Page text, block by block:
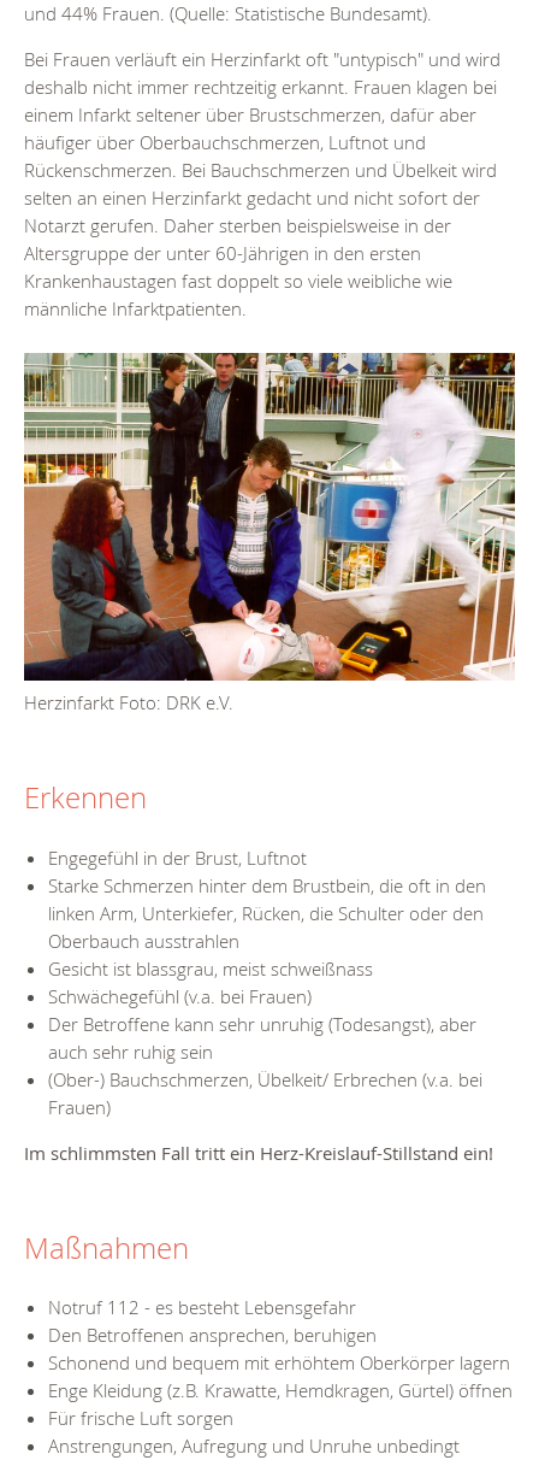
und 44% Frauen. (Quelle: Statistische Bundesamt).
Bei Frauen verläuft ein Herzinfarkt oft "untypisch" und wird
deshalb nicht immer rechtzeitig erkannt. Frauen klagen bei
einem Infarkt seltener über Brustschmerzen, dafür aber
häufiger über Oberbauchschmerzen, Luftnot und
Rückenschmerzen. Bei Bauchschmerzen und Übelkeit wird
selten an einen Herzinfarkt gedacht und nicht sofort der
Notarzt gerufen. Daher sterben beispielsweise in der
Altersgruppe der unter 60-Jährigen in den ersten
Krankenhaustagen fast doppelt so viele weibliche wie
männliche Infarktpatienten.
Herzinfarkt Foto: DRK e.V.
Erkennen
Engegefühl in der Brust, Luftnot
Starke Schmerzen hinter dem Brustbein, die oft in den
linken Arm, Unterkiefer, Rücken, die Schulter oder den
Oberbauch ausstrahlen
Gesicht ist blassgrau, meist schweißnass
Schwächegefühl (v.a. bei Frauen)
Der Betroffene kann sehr unruhig (Todesangst), aber
auch sehr ruhig sein
(Ober-) Bauchschmerzen, Übelkeit/ Erbrechen (v.a. bei
Frauen)
Im schlimmsten Fall tritt ein Herz-Kreislauf-Stillstand ein!
Maßnahmen
Notruf 112 - es besteht Lebensgefahr
Den Betroffenen ansprechen, beruhigen
Schonend und bequem mit erhöhtem Oberkörper lagern
Enge Kleidung (z.B. Krawatte, Hemdkragen, Gürtel) öffnen
Für frische Luft sorgen
Anstrengungen, Aufregung und Unruhe unbedingt